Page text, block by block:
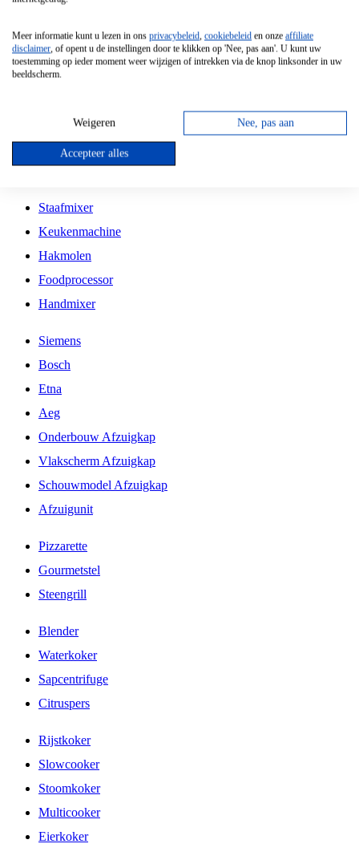
Vrijstaande Magnetron
Vrijstaande Kookplaat
Inbouw Gaskookplaat
Inbouw Keramische Kookplaat
Kookplaat Accessoires
Staafmixer
Keukenmachine
Hakmolen
Foodprocessor
Handmixer
Siemens
Bosch
Etna
Aeg
Onderbouw Afzuigkap
Vlakscherm Afzuigkap
Schouwmodel Afzuigkap
Afzuigunit
Pizzarette
Gourmetstel
Steengrill
Blender
Waterkoker
Sapcentrifuge
Citruspers
Rijstkoker
Slowcooker
Stoomkoker
Multicooker
Eierkoker
Meer informatie kunt u lezen in ons privacybeleid, cookiebeleid en onze affiliate
disclaimer, of opent u de instellingen door te klikken op 'Nee, pas aan'. U kunt uw
toestemming op ieder moment weer wijzigen of intrekken via de knop linksonder in uw
beeldscherm.
Weigeren Nee, pas aan
Accepteer alles